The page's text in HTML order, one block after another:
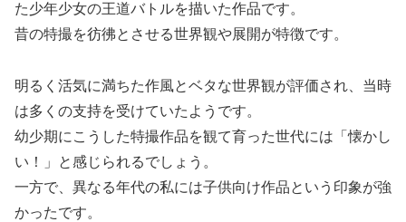
た少年少女の王道バトルを描いた作品です。
昔の特撮を彷彿とさせる世界観や展開が特徴です。
明るく活気に満ちた作風とベタな世界観が評価され、当時
は多くの支持を受けていたようです。
幼少期にこうした特撮作品を観て育った世代には「懐かし
い！」と感じられるでしょう。
一方で、異なる年代の私には子供向け作品という印象が強
かったです。